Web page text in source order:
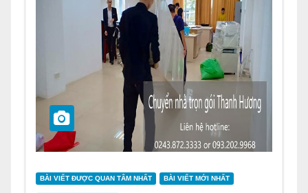
BÀI VIẾT ĐƯỢC QUAN TÂM NHẤT BÀI VIẾT MỚI NHẤT